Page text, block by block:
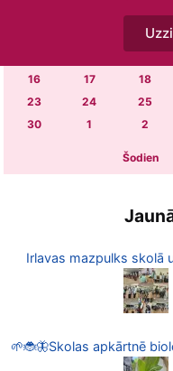
4
11
16
17 18
23
24 25
30
1 2
Šodien
Irlavas mazpulks skolā
🌱🐞🦋Skolas apkārtnē